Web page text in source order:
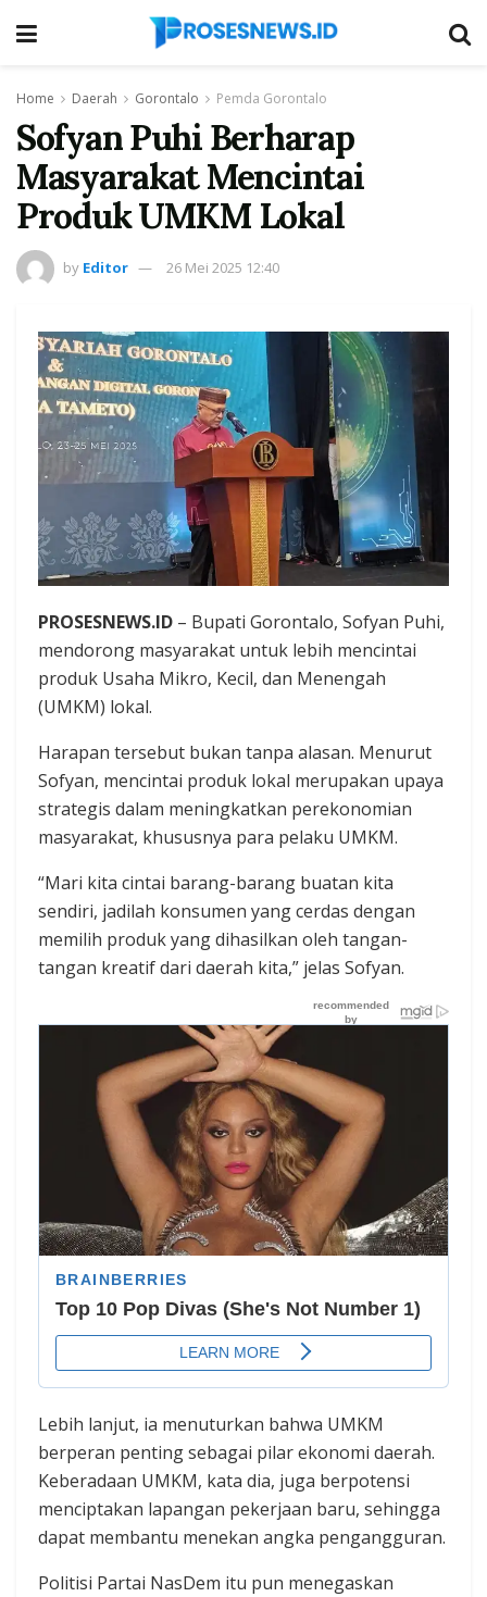
Home Daerah Gorontalo Pemda Gorontalo
Sofyan Puhi Berharap
Masyarakat Mencintai
Produk UMKM Lokal
by Editor 26 Mei 2025 12:40
PROSESNEWS.ID – Bupati Gorontalo, Sofyan Puhi,
mendorong masyarakat untuk lebih mencintai
produk Usaha Mikro, Kecil, dan Menengah
(UMKM) lokal.
Harapan tersebut bukan tanpa alasan. Menurut
Sofyan, mencintai produk lokal merupakan upaya
strategis dalam meningkatkan perekonomian
masyarakat, khususnya para pelaku UMKM.
“Mari kita cintai barang-barang buatan kita
sendiri, jadilah konsumen yang cerdas dengan
memilih produk yang dihasilkan oleh tangan-
tangan kreatif dari daerah kita,” jelas Sofyan.
Lebih lanjut, ia menuturkan bahwa UMKM
berperan penting sebagai pilar ekonomi daerah.
Keberadaan UMKM, kata dia, juga berpotensi
menciptakan lapangan pekerjaan baru, sehingga
dapat membantu menekan angka pengangguran.
Politisi Partai NasDem itu pun menegaskan